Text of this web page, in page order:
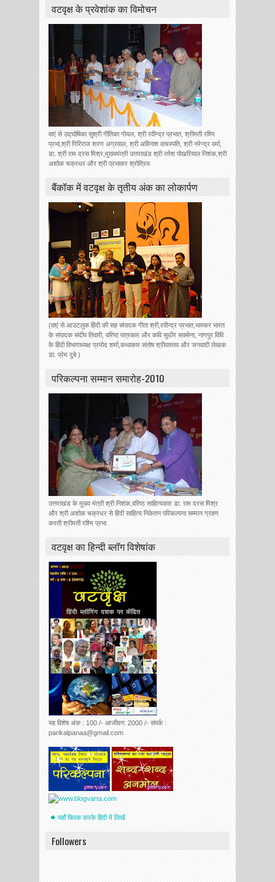
वटवृक्ष के प्रवेशांक का विमोचन
वाएं से उद्घोषिका सुश्री गीतिका गोयल, श्री रवीन्द्र प्रभात, श्रीमती रश्मि
प्रभा,श्री गिरिराज शरण अग्रवाल, श्री अविनाश वाचस्पति, श्री नरेन्द्र वर्मा,
डा. श्री राम दरस मिश्र,मुख्यमंत्री उत्तराखंड श्री रमेश पोखरियाल निशंक,श्री
अशोक चक्रधर और श्री प्रभाकर श्रोत्रिय
बैंकॉक में वटवृक्ष के तृतीय अंक का लोकार्पण
(वाएं से आउटलुक हिंदी की सह संपादक गीता श्री,रवीन्द्र प्रभात,भास्कर भारत
के संपादक संदीप तिवारी, वरिष्ठ पत्रकार और कवि सुधीर सक्सेना, नागपुर विवि
के हिंदी विभागाध्यक्ष प्रमोद शर्मा,कथाकार संतोष श्रीवास्तव और जनवादी लेखक
डा. प्रेम दुबे )
परिकल्पना सम्मान समारोह-2010
उत्तराखंड के मुख्य मंत्री श्री निशंक,वरिष्ठ साहित्यकार डा. राम दरस मिश्र
और श्री अशोक चक्रधर से हिंदी साहित्य निकेतन परिकल्पना सम्मान ग्रहण
करती श्रीमती रश्मि प्रभा
वटवृक्ष का हिन्दी ब्लॉग विशेषांक
यह विशेष अंक : 100 /- आजीवन: 2000 /- संपर्क :
parikalpanaa@gmail.com
यहाँ क्लिक करके हिंदी में लिखें
Followers